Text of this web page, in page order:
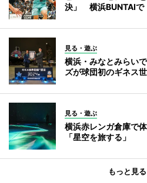
決」 横浜BUNTAIで
見る・遊ぶ
横浜・みなとみらい
ズが球団初のギネス
見る・遊ぶ
横浜赤レンガ倉庫で
「星空を旅する」
もっと見る